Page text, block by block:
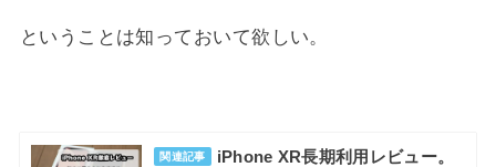
ということは知っておいて欲しい。
関連記事
iPhone XR長期利用レビュー。